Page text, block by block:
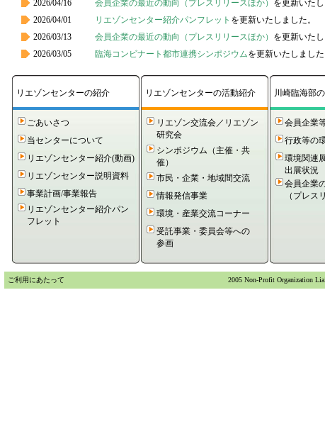
2026/04/16
会員企業の最近の動向（プレスリリースほか） を更新いたし
2026/04/01
リエゾンセンター紹介パンフレット を更新いたしました。
2026/03/13
会員企業の最近の動向（プレスリリースほか） を更新いたし
2026/03/05
臨海コンビナート都市連携シンポジウムを更新いたしました
2026/01/16
会員企業の最近の動向（プレスリリースほか）
を更新いた
2025/12/16
会員企業の最近の動向（プレスリリースほか）を更新いた
2025/11/19
会員企業の最近の動向（プレスリリースほか）
を更新いた
2025/10/23
会員企業の最近の動向（プレスリリースほか）
を更新いた
2025/09/24
会員企業の最近の動向（プレスリリースほか）
を更新いた
2025/09/16
コンビナート都市連携シンポジウムのWEB聴講申し込みを
2025/08/13
リエゾンセンター紹介パンフレット
を更新いたしました。
2025/08/13
会員企業の最近の動向（プレスリリースほか）
2025/07/11
会員企業の最近の動向（プレスリリースほか）
リエゾンセンター紹介パンフレット
事業計画/事業報告
2025/06/13
会員企業の最近の動向（プレスリリースほか） を更新いた
リエゾンセンターの紹介
ごあいさつ
当センターについて
リエゾンセンター紹介(動画)
リエゾンセンター説明資料
事業計画/事業報告
リエゾンセンター紹介パン
フレット
リエゾンセンターの活動紹介
リエゾン交流会／リエゾン
研究会
シンポジウム（主催・共
催）
市民・企業・地域間交流
情報発信事業
環境・産業交流コーナー
受託事業・委員会等への
参画
川崎臨海部
会員企業
行政等の
環境関連
出展状況
会員企業
（プレス
ご利用にあたって 2005 Non-Profit Organization